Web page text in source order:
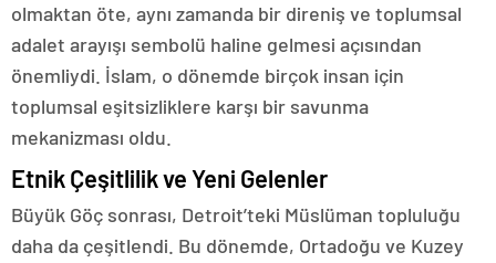
olmaktan öte, aynı zamanda bir direniş ve toplumsal
adalet arayışı sembolü haline gelmesi açısından
önemliydi. İslam, o dönemde birçok insan için
toplumsal eşitsizliklere karşı bir savunma
mekanizması oldu.
Etnik Çeşitlilik ve Yeni Gelenler
Büyük Göç sonrası, Detroit’teki Müslüman topluluğu
daha da çeşitlendi. Bu dönemde, Ortadoğu ve Kuzey